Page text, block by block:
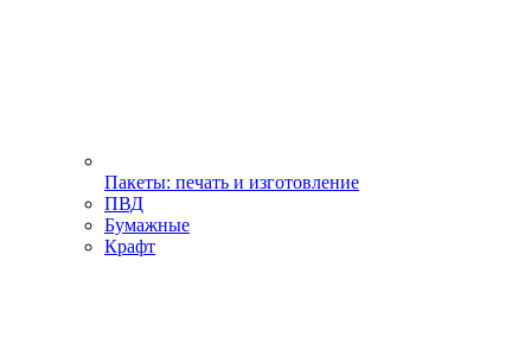
Пакеты: печать и изготовление
ПВД
Бумажные
Крафт